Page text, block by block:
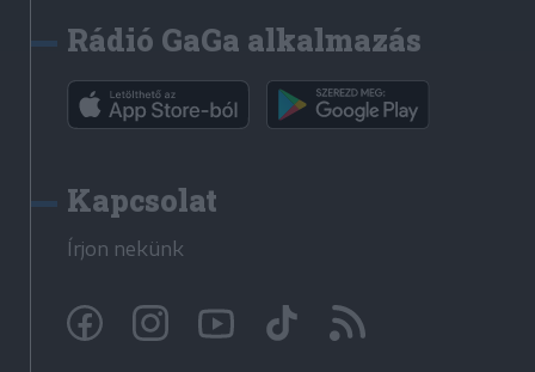
Rádió GaGa alkalmazás
Kapcsolat
Írjon nekünk